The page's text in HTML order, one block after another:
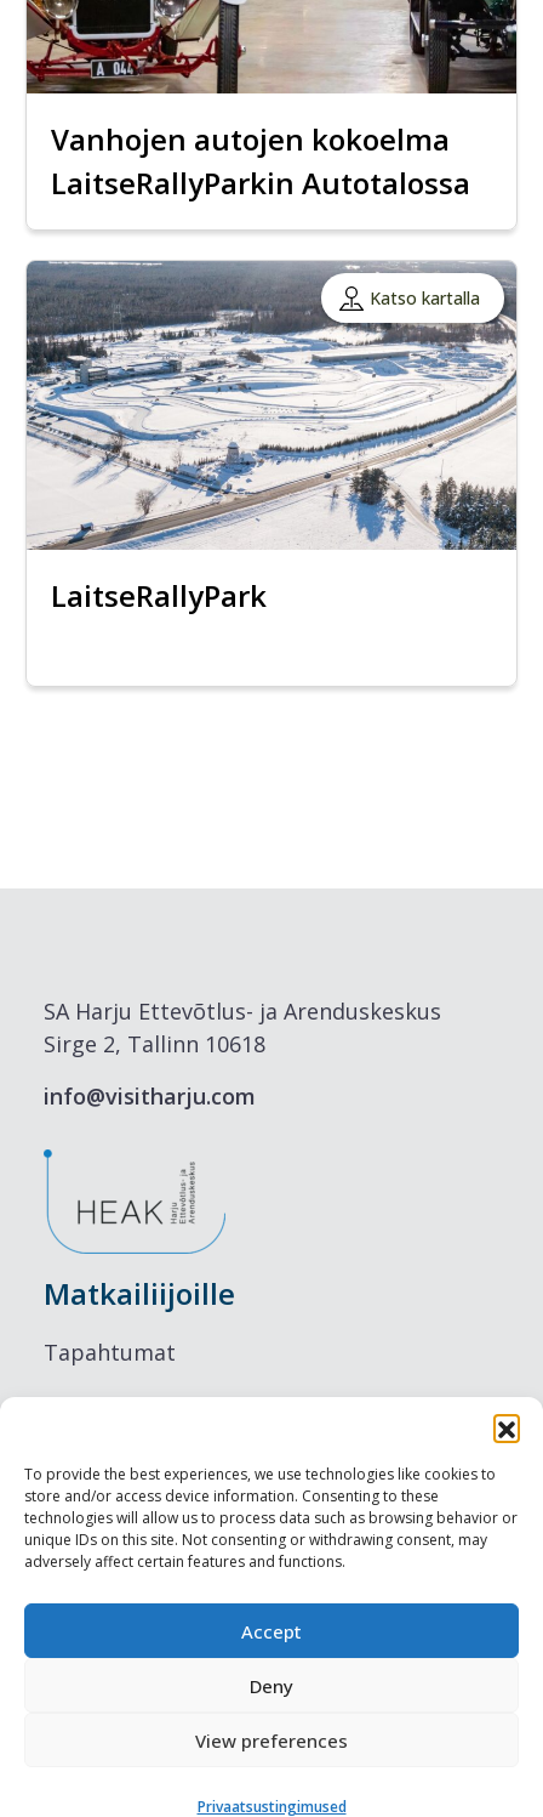
To provide the best experiences, we use technologies like cookies to
store and/or access device information. Consenting to these
technologies will allow us to process data such as browsing behavior or
unique IDs on this site. Not consenting or withdrawing consent, may
adversely affect certain features and functions.
Accept
Deny
View preferences
Privaatsustingimused
Vanhojen autojen kokoelma
LaitseRallyParkin Autotalossa
Katso kartalla
LaitseRallyPark
SA Harju Ettevõtlus- ja Arenduskeskus
Sirge 2, Tallinn 10618
info@visitharju.com
Matkailiijoille
Tapahtumat
Ruokailu
Nähtävyydet
Visit Tallinn
Ammattilaisille
Harju-, Rapla- & Läänemaa DMO